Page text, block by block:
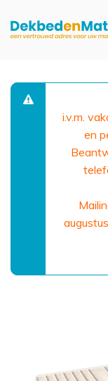
i.v.m.
en